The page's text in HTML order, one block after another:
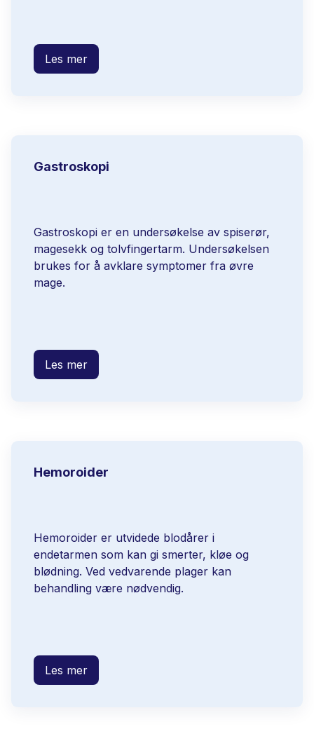
Les mer
Gastroskopi
Gastroskopi er en undersøkelse av spiserør,
magesekk og tolvfingertarm. Undersøkelsen
brukes for å avklare symptomer fra øvre
mage.
Les mer
Hemoroider
Hemoroider er utvidede blodårer i
endetarmen som kan gi smerter, kløe og
blødning. Ved vedvarende plager kan
behandling være nødvendig.
Les mer